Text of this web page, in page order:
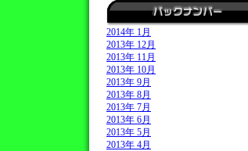
2014年 1月
2013年 12月
2013年 11月
2013年 10月
2013年 9月
2013年 8月
2013年 7月
2013年 6月
2013年 5月
2013年 4月